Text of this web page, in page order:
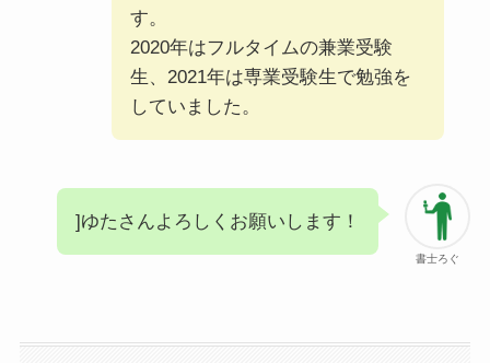
す。
2020年はフルタイムの兼業受験
生、2021年は専業受験生で勉強を
していました。
書士ろぐ
]ゆたさんよろしくお願いします！